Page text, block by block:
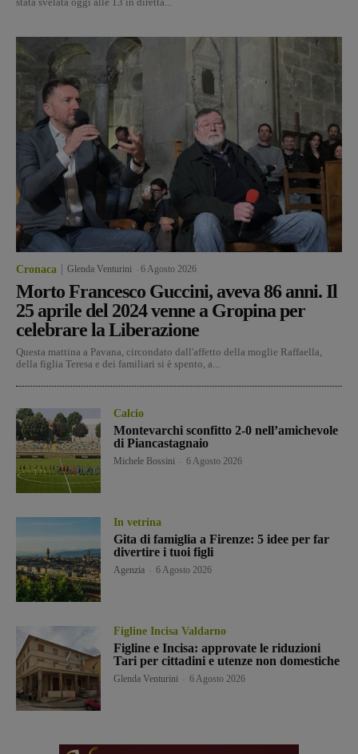
Cronaca Glenda Venturini 6 Agosto 2026
Morto Francesco Guccini, aveva 86 anni. Il
25 aprile del 2024 venne a Gropina per
celebrare la Liberazione
Questa mattina a Pavana, circondato dall'affetto della moglie Raffaella,
della figlia Teresa e dei familiari si è spento, a...
Calcio
Montevarchi sconfitto 2-0 nell’amichevole
di Piancastagnaio
Michele Bossini 6 Agosto 2026
In vetrina
Gita di famiglia a Firenze: 5 idee per far
divertire i tuoi figli
Agenzia 6 Agosto 2026
Figline Incisa Valdarno
Figline e Incisa: approvate le riduzioni
Tari per cittadini e utenze non domestiche
Glenda Venturini 6 Agosto 2026